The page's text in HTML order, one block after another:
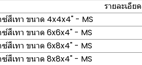
รายละเอีย
สีเทา ขนาด 4x4x4" - MS
สีเทา ขนาด 6x6x4" - MS
สีเทา ขนาด 6x8x4" - MS
สีเทา ขนาด 8x8x4" - MS